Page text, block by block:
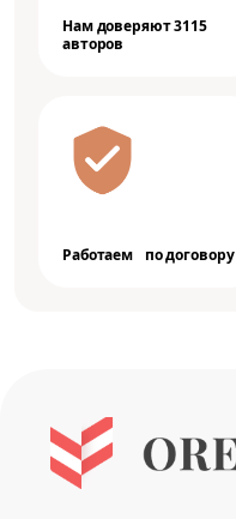
Нам доверяют 3115
авторов
Работаем по договору